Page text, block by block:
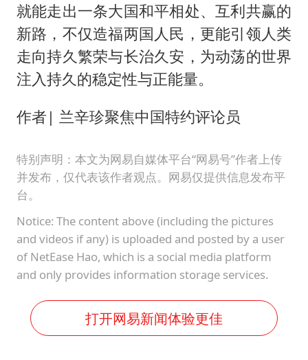
就能走出一条大国和平相处、互利共赢的
新路，不仅造福两国人民，更能引领人类
走向持久繁荣与长治久安，为动荡的世界
注入持久的稳定性与正能量。
作者| 兰辛珍聚焦中国特约评论员
特别声明：本文为网易自媒体平台“网易号”作者上传
并发布，仅代表该作者观点。网易仅提供信息发布平
台。
Notice: The content above (including the pictures
and videos if any) is uploaded and posted by a user
of NetEase Hao, which is a social media platform
and only provides information storage services.
打开网易新闻体验更佳